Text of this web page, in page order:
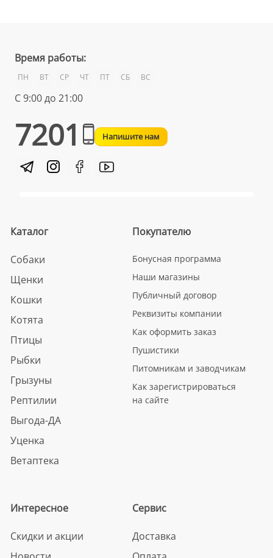
Время работы:
ПН ВТ СР ЧТ ПТ СБ ВС
С 9:00 до 21:00
7201 Напишите нам
Каталог
Собаки
Щенки
Кошки
Котята
Птицы
Рыбки
Грызуны
Рептилии
Выгода-ДА
Уценка
Ветаптека
Покупателю
Бонусная программа
Наши магазины
Публичный договор
Реквизиты компании
Как оформить заказ
Пушистики
Питомникам и заводчикам
Как зарегистрироваться
на сайте
Интересное
Скидки и акции
Сервис
Доставка